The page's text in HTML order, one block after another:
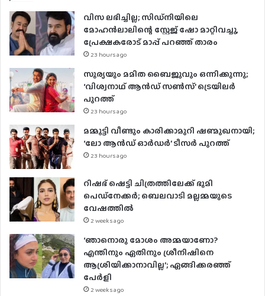
വിസ ലഭിച്ചില്ല; സിഡ്നിയിലെ
മോഹൻലാലിന്റെ സ്റ്റേജ് ഷോ മാറ്റിവച്ചു,
പ്രേക്ഷകരോട് മാപ്പ് പറഞ്ഞ് താരം
23 hours ago
സൂര്യയും മമിത ബൈജുവും ഒന്നിക്കുന്നു;
‘വിശ്വനാഥ് ആൻഡ് സൺസ്’ ട്രെയിലർ
പുറത്ത്
23 hours ago
മമ്മൂട്ടി വീണ്ടും കാരിക്കാമുറി ഷണ്മുഖനായി;
‘ലോ ആൻഡ് ഓർഡർ’ ടീസർ പുറത്ത്
23 hours ago
റിഷഭ് ഷെട്ടി ചിത്രത്തിലേക്ക് ഭൂമി
പെഡ്‌നേക്കർ; ബെലവാടി മല്ലമ്മയുടെ
വേഷത്തിൽ
2 weeks ago
‘ഞാനൊരു മോശം അമ്മയാണോ?
എന്തിനും ഏതിനും ശ്രീനിഷിനെ
ആശ്രിയിക്കാനാവില്ല’; ഏങ്ങിക്കരഞ്ഞ്
പേർളി
2 weeks ago